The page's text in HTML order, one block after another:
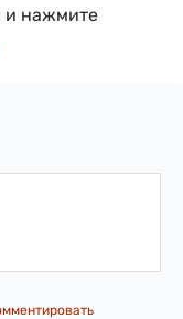
и нажмите